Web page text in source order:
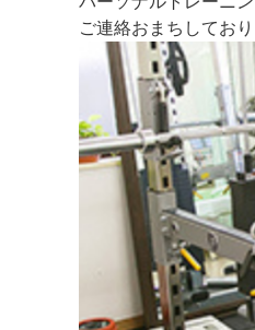
ご連絡おまちしており